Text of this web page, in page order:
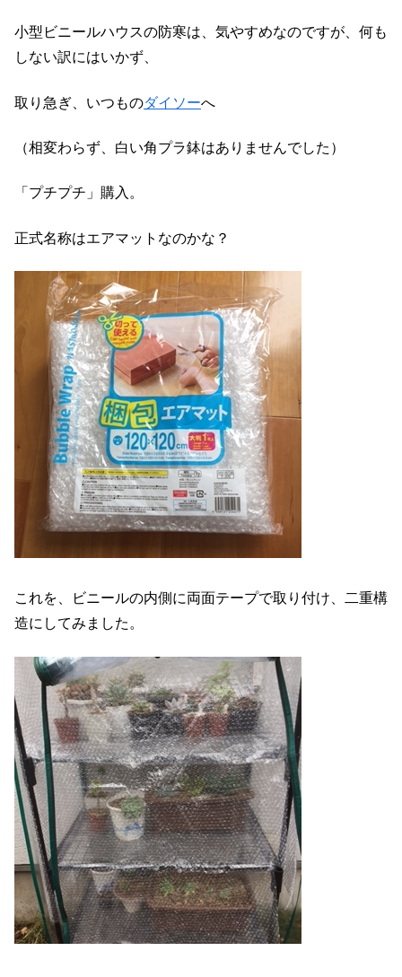
小型ビニールハウスの防寒は、気やすめなのですが、何も
しない訳にはいかず、
取り急ぎ、いつものダイソーへ
（相変わらず、白い角プラ鉢はありませんでした）
「プチプチ」購入。
正式名称はエアマットなのかな？
これを、ビニールの内側に両面テープで取り付け、二重構
造にしてみました。